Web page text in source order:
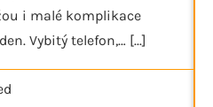
i malé komplikace
Vybitý telefon,… [...]